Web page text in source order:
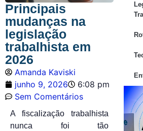
Principais
mudanças na
legislação
trabalhista em
2026
Amanda Kaviski
junho 9, 2026
6:08 pm
Sem Comentários
A fiscalização trabalhista
nunca foi tão